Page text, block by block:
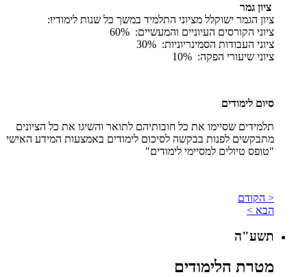
ציון גמר
ציון הגמר ישוקלל מציוני התלמיד במשך כל שנות לימודיו:
ציוני הקורסים העיוניים והמעשיים: 60%
ציוני העבודות הסמינריוניות: 30%
ציוני שיעורי הפקה: 10%
סיום לימודים
תלמידים שסיימו את כל חובותיהם לתואר והשיגו את כל הציונים
מתבקשים לפנות בבקשה לסיכום לימודים באמצעות המידע האישי
"טופס טיולים למסיימי לימודים"
< הקודם
הבא >
תשע"ה
מטרת הלימודים